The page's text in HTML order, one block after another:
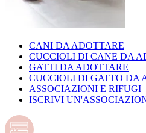
CANI DA ADOTTARE
CUCCIOLI DI CANE DA
GATTI DA ADOTTARE
CUCCIOLI DI GATTO DA
ASSOCIAZIONI E RIFUGI
ISCRIVI